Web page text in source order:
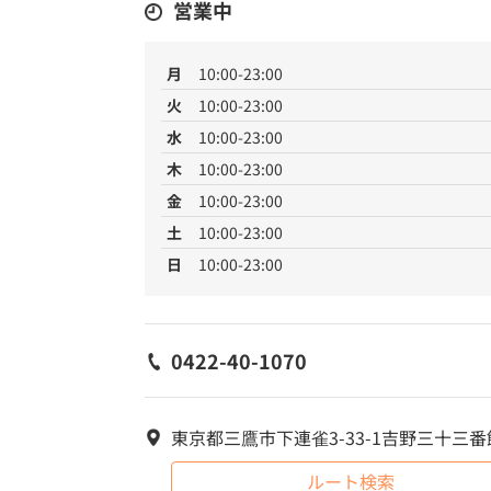
営業中
月
10:00-23:00
火
10:00-23:00
水
10:00-23:00
木
10:00-23:00
金
10:00-23:00
土
10:00-23:00
日
10:00-23:00
0422-40-1070
東京都三鷹市下連雀3-33-1吉野三十三番
ルート検索